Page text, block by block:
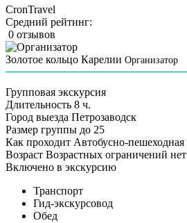
CronTravel
Средний рейтинг:
0 отзывов
Золотое кольцо Карелии Организатор
Групповая экскурсия
Длительность 8 ч.
Город выезда Петрозаводск
Размер группы до 25
Как проходит Автобусно-пешеходная
Возраст Возрастных ограничений нет
Включено в экскурсию
Транспорт
Гид-экскурсовод
Обед